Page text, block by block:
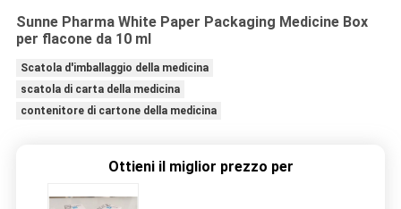
Sunne Pharma White Paper Packaging Medicine Box
per flacone da 10 ml
Scatola d'imballaggio della medicina
scatola di carta della medicina
contenitore di cartone della medicina
Ottieni il miglior prezzo per